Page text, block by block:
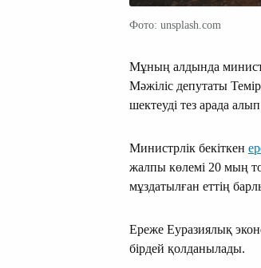
Фото: unsplash.com
Мұның алдында
Мәжіліс депутаты
шектеуді тез арада
Министрлік бекіткен
жалпы көлемі 20 мың
мұздатылған еттің
Ереже Еуразиялық
бірдей қолданылады.